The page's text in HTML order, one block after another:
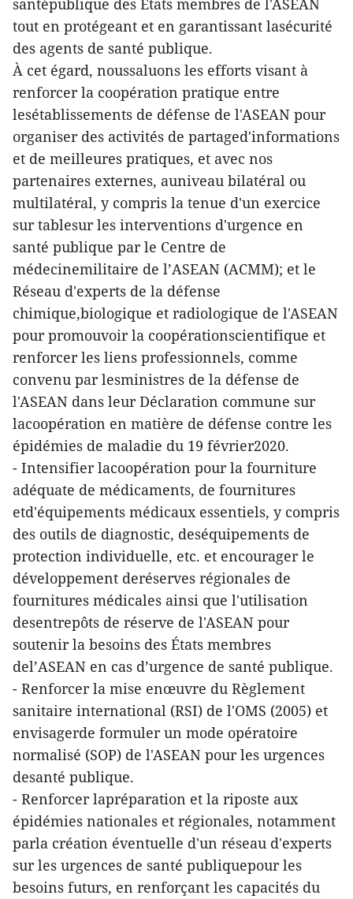
santépublique des États membres de l'ASEAN
tout en protégeant et en garantissant lasécurité
des agents de santé publique.
À cet égard, noussaluons les efforts visant à
renforcer la coopération pratique entre
lesétablissements de défense de l'ASEAN pour
organiser des activités de partaged'informations
et de meilleures pratiques, et avec nos
partenaires externes, auniveau bilatéral ou
multilatéral, y compris la tenue d'un exercice
sur tablesur les interventions d'urgence en
santé publique par le Centre de
médecinemilitaire de l’ASEAN (ACMM); et le
Réseau d'experts de la défense
chimique,biologique et radiologique de l'ASEAN
pour promouvoir la coopérationscientifique et
renforcer les liens professionnels, comme
convenu par lesministres de la défense de
l'ASEAN dans leur Déclaration commune sur
lacoopération en matière de défense contre les
épidémies de maladie du 19 février2020.
- Intensifier lacoopération pour la fourniture
adéquate de médicaments, de fournitures
etd'équipements médicaux essentiels, y compris
des outils de diagnostic, deséquipements de
protection individuelle, etc. et encourager le
développement deréserves régionales de
fournitures médicales ainsi que l'utilisation
desentrepôts de réserve de l'ASEAN pour
soutenir la besoins des États membres
del’ASEAN en cas d’urgence de santé publique.
- Renforcer la mise enœuvre du Règlement
sanitaire international (RSI) de l'OMS (2005) et
envisagerde formuler un mode opératoire
normalisé (SOP) de l'ASEAN pour les urgences
desanté publique.
- Renforcer lapréparation et la riposte aux
épidémies nationales et régionales, notamment
parla création éventuelle d'un réseau d'experts
sur les urgences de santé publiquepour les
besoins futurs, en renforçant les capacités du